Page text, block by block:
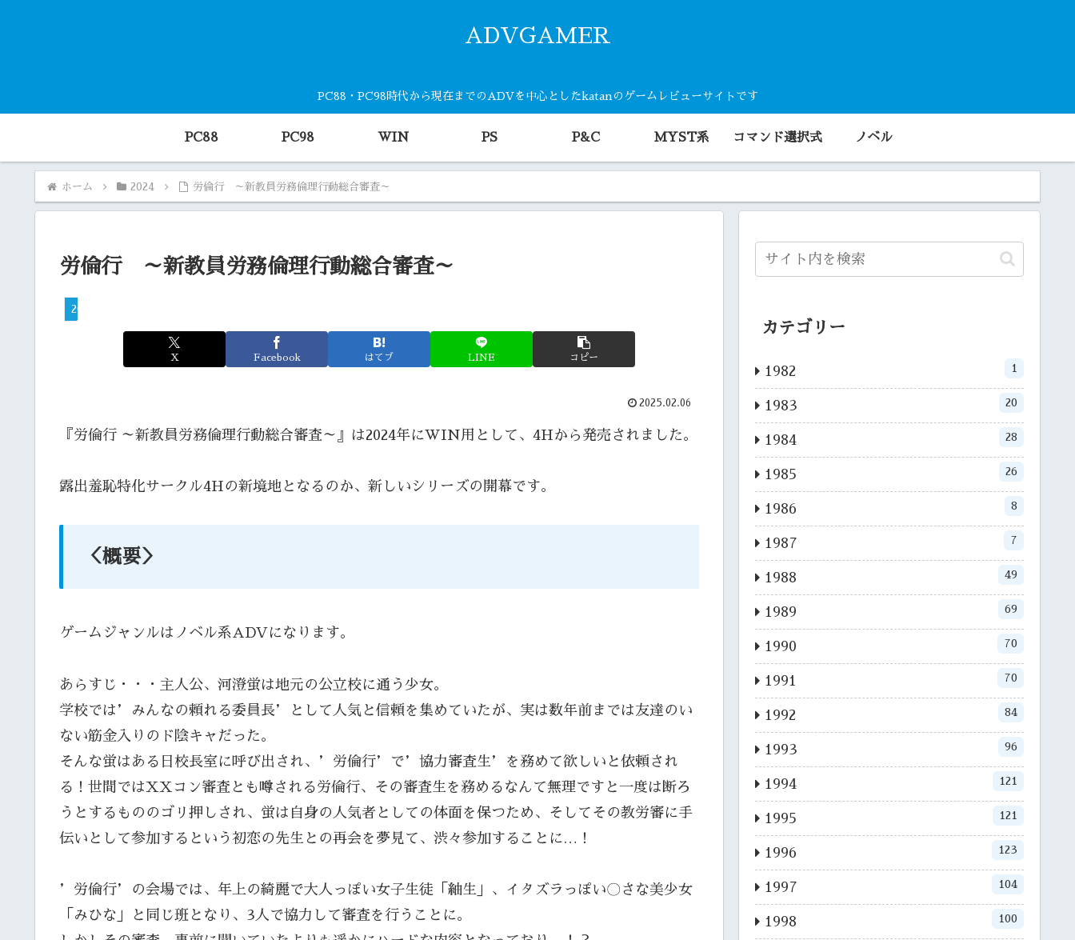
ADVGAMER
PC88・PC98時代から現在までのADVを中心としたkatanのゲームレビューサイトです
PC88 PC98 WIN PS P&C MYST系 コマンド選択式 ノベル
ホーム 2024 労倫行 ～新教員労務倫理行動総合審査～
労倫行 ～新教員労務倫理行動総合審査～
2024
X Facebook はてブ LINE コピー
2025.02.06
『労倫行 ～新教員労務倫理行動総合審査～』は2024年にWIN用として、4Hから発売されました。
露出羞恥特化サークル4Hの新境地となるのか、新しいシリーズの開幕です。
＜概要＞
ゲームジャンルはノベル系ADVになります。
あらすじ・・・主人公、河澄蛍は地元の公立校に通う少女。
学校では’みんなの頼れる委員長’として人気と信頼を集めていたが、実は数年前までは友達のい
ない筋金入りのド陰キャだった。
そんな蛍はある日校長室に呼び出され、’労倫行’で’協力審査生’を務めて欲しいと依頼され
る！世間ではXXコン審査とも噂される労倫行、その審査生を務めるなんて無理ですと一度は断ろ
うとするもののゴリ押しされ、蛍は自身の人気者としての体面を保つため、そしてその教労審に手
伝いとして参加するという初恋の先生との再会を夢見て、渋々参加することに…！
’労倫行’の会場では、年上の綺麗で大人っぽい女子生徒「紬生」、イタズラっぽい〇さな美少女
「みひな」と同じ班となり、3人で協力して審査を行うことに。
カテゴリー
1982 1
1983 20
1984 28
1985 26
1986 8
1987 7
1988 49
1989 69
1990 70
1991 70
1992 84
1993 96
1994 121
1995 121
1996 123
1997 104
1998 100